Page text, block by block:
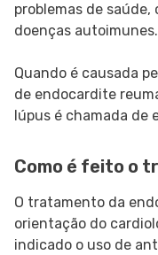
problemas de
doenças autoimunes.
Quando é causada
de endocardite
lúpus é chamada de
Como é feito o
O tratamento da
orientação do
indicado o uso de